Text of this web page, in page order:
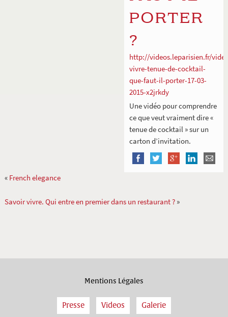
PORTER
?
http://videos.leparisien.fr/
vivre-tenue-de-cocktail-
que-faut-il-porter-17-03-
2015-x2jrkdy
Une vidéo pour comprendre
ce que veut vraiment dire «
tenue de cocktail » sur un
carton d’invitation.
« French elegance
Savoir vivre. Qui entre en premier dans un restaurant ?»
Mentions Légales
Presse Videos Galerie